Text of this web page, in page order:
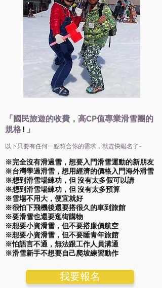
「國民旅遊的收費，高CP值專業滑雪團的
規格! 」
以下只要有任何一點符合你的需求，就趕快報名了~
※完全沒有滑過雪，想要入門滑雪運動的新朋友
※台灣學過滑雪，想用經濟的價格入門海外滑雪
※想到滑雪場練功，但 沒有太多假可以請
※想到滑雪場練功，但 沒有太多預算
※雪場不用大，便宜就好
※很怕下飛機後還要搭很久的車到旅館
※要滑雪也還要逛街購物
※想要小資滑雪，但不要搭廉價航空
※想要小資滑雪，但不要睡青年旅館
※怕語言不通，無法跟工作人員溝通
※滑雪新手不想要自己爬坡練習動作
我要報名